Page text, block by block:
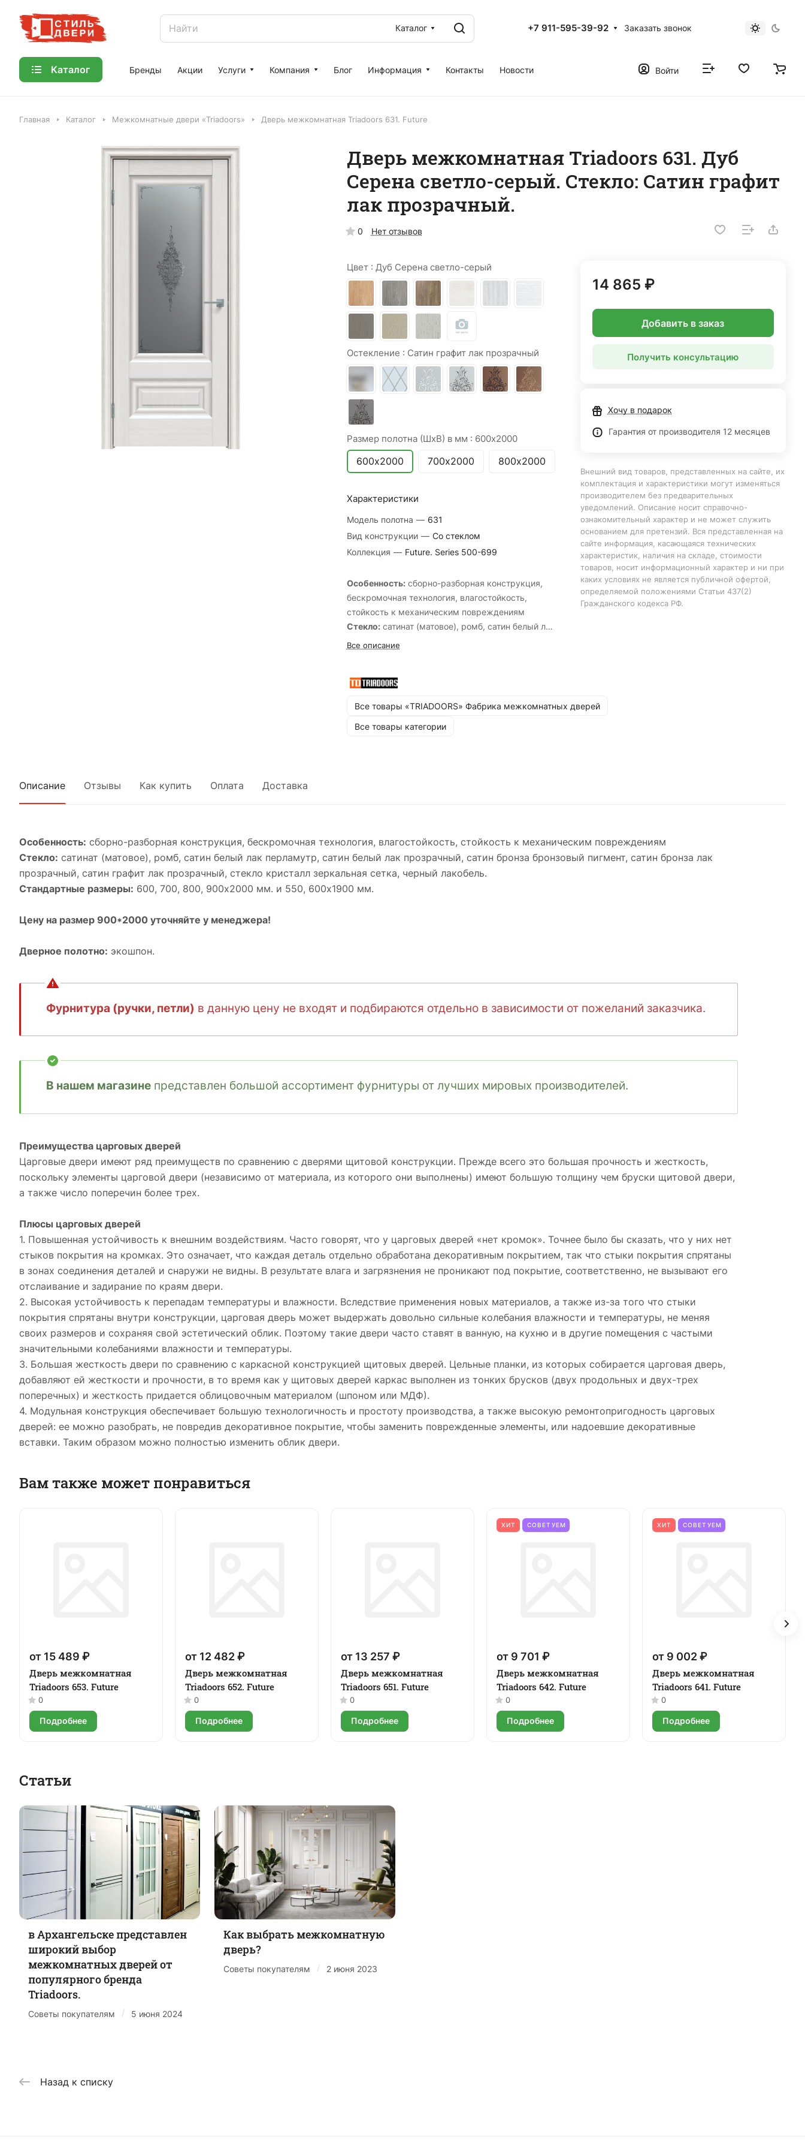
Каталог +7 911-595-39-92 Заказать звонок
Каталог Бренды Акции Услуги Компания Блог Информация Контакты Новости Войти
Главная Каталог Межкомнатные двери «Triadoors» Дверь межкомнатная Triadoors 631. Future
Дверь межкомнатная Triadoors 631. Дуб
Серена светло-серый. Стекло: Сатин графит
лак прозрачный.
0 Нет отзывов
Цвет : Дуб Серена светло-серый
Остекление : Сатин графит лак прозрачный
Размер полотна (ШхВ) в мм : 600х2000
600х2000 700х2000 800х2000
Характеристики
Модель полотна — 631
Вид конструкции — Со стеклом
Коллекция — Future. Series 500-699
Особенность:cборно-разборная конструкция,
бескромочная технология, влагостойкость,
стойкость к механическим повреждениям
Стекло:сатинат (матовое), ромб, cатин белый лак
перламутр, cатин белый лак прозрачный, cатин
cтекло кристалл зеркальная сетка, черный
Стандартные размеры: 600, 700, 800, 900х2000
мм. и 550, 600х1900 мм.
Все описание
Все товары «TRIADOORS» Фабрика межкомнатных дверей
Все товары категории
14 865 ₽
Добавить в заказ
Получить консультацию
Хочу в подарок
Гарантия от производителя 12 месяцев
Внешний вид товаров, представленных на сайте, их
комплектация и характеристики могут изменяться
производителем без предварительных
уведомлений. Описание носит справочно-
ознакомительный характер и не может служить
основанием для претензий. Вся представленная на
сайте информация, касающаяся технических
характеристик, наличия на складе, стоимости
товаров, носит информационный характер и ни при
каких условиях не является публичной офертой,
определяемой положениями Статьи 437(2)
Гражданского кодекса РФ.
Описание Отзывы Как купить Оплата Доставка
Особенность: cборно-разборная конструкция, бескромочная технология, влагостойкость, стойкость к механическим повреждениям
Стекло: сатинат (матовое), ромб, cатин белый лак перламутр, cатин белый лак прозрачный, cатин бронза бронзовый пигмент, cатин бронза лак
прозрачный, cатин графит лак прозрачный, cтекло кристалл зеркальная сетка, черный лакобель.
Стандартные размеры: 600, 700, 800, 900х2000 мм. и 550, 600х1900 мм.
Цену на размер 900*2000 уточняйте у менеджера!
Дверное полотно: экошпон.
Фурнитура (ручки, петли) в данную цену не входят и подбираются отдельно в зависимости от пожеланий заказчика.
В нашем магазине представлен большой ассортимент фурнитуры от лучших мировых производителей.
Преимущества царговых дверей
Царговые двери имеют ряд преимуществ по сравнению с дверями щитовой конструкции. Прежде всего это большая прочность и жесткость,
поскольку элементы царговой двери (независимо от материала, из которого они выполнены) имеют большую толщину чем бруски щитовой двери,
а также число поперечин более трех.
Плюсы царговых дверей
1. Повышенная устойчивость к внешним воздействиям. Часто говорят, что у царговых дверей «нет кромок». Точнее было бы сказать, что у них нет
стыков покрытия на кромках. Это означает, что каждая деталь отдельно обработана декоративным покрытием, так что стыки покрытия спрятаны
в зонах соединения деталей и снаружи не видны. В результате влага и загрязнения не проникают под покрытие, соответственно, не вызывают его
отслаивание и задирание по краям двери.
2. Высокая устойчивость к перепадам температуры и влажности. Вследствие применения новых материалов, а также из-за того что стыки
покрытия спрятаны внутри конструкции, царговая дверь может выдержать довольно сильные колебания влажности и температуры, не меняя
своих размеров и сохраняя свой эстетический облик. Поэтому такие двери часто ставят в ванную, на кухню и в другие помещения с частыми
значительными колебаниями влажности и температуры.
3. Большая жесткость двери по сравнению с каркасной конструкцией щитовых дверей. Цельные планки, из которых собирается царговая дверь,
добавляют ей жесткости и прочности, в то время как у щитовых дверей каркас выполнен из тонких брусков (двух продольных и двух-трех
поперечных) и жесткость придается облицовочным материалом (шпоном или МДФ).
4. Модульная конструкция обеспечивает большую технологичность и простоту производства, а также высокую ремонтопригодность царговых
дверей: ее можно разобрать, не повредив декоративное покрытие, чтобы заменить поврежденные элементы, или надоевшие декоративные
вставки. Таким образом можно полностью изменить облик двери.
Вам также может понравиться
от 15 489 ₽
Дверь межкомнатная
Triadoors 653. Future
0
Подробнее
от 12 482 ₽
Дверь межкомнатная
Triadoors 652. Future
0
Подробнее
от 13 257 ₽
Дверь межкомнатная
Triadoors 651. Future
0
Подробнее
ХИТ СОВЕТУЕМ
от 9 701 ₽
Дверь межкомнатная
Triadoors 642. Future
0
Подробнее
ХИТ СОВЕТУЕМ
от 9 002 ₽
Дверь межкомнатная
Triadoors 641. Future
0
Подробнее
Статьи
в Архангельске представлен
широкий выбор
межкомнатных дверей от
популярного бренда
Triadoors.
Советы покупателям / 5 июня 2024
Как выбрать межкомнатную
дверь?
Советы покупателям / 2 июня 2023
Назад к списку